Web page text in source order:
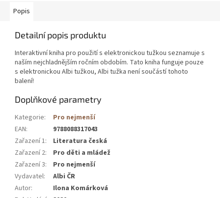
Popis
Detailní popis produktu
Interaktivní kniha pro použití s elektronickou tužkou seznamuje s
naším nejchladnějším ročním obdobím. Tato kniha funguje pouze
s elektronickou Albi tužkou, Albi tužka není součástí tohoto
balení!
Doplňkové parametry
Kategorie:
Pro nejmenší
EAN:
9788088317043
Zařazení 1:
Literatura česká
Zařazení 2:
Pro děti a mládež
Zařazení 3:
Pro nejmenší
Vydavatel:
Albi ČR
Autor:
Ilona Komárková